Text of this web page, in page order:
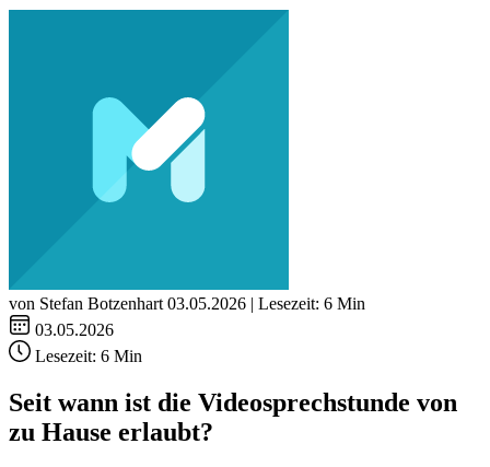
von Stefan Botzenhart 03.05.2026 | Lesezeit: 6 Min
03.05.2026
Lesezeit: 6 Min
Seit wann ist die Videosprechstunde von
zu Hause erlaubt?